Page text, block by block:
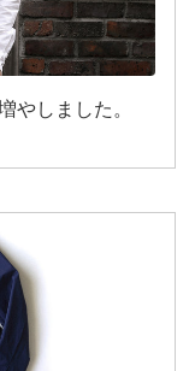
やしました。